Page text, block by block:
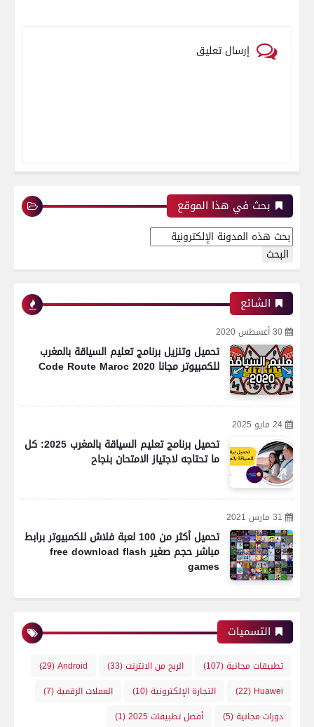
إرسال تعليق
بحث في هذا الموقع
الشائع
30 أغسطس 2020
تحميل وتنزيل برنامج تعليم السياقة بالمغرب
للكمبيوتر مجانا Code Route Maroc 2020
24 مايو 2025
تحميل برنامج تعليم السياقة بالمغرب 2025: كل
ما تحتاجه لاجتياز الامتحان بنجاح
31 مارس 2021
تحميل أكثر من 100 لعبة فلاش للكمبيوتر برابط
مباشر حجم صغير free download flash
games
التسميات
تطبيقات مجانية(107) الربح من الانترنت(33)
Android
(29)
Huawei
(22) التجارة الإلكترونية(10) العملات الرقمية(7)
دورات مجانية(5) أفضل تطبيقات 2025
(1)